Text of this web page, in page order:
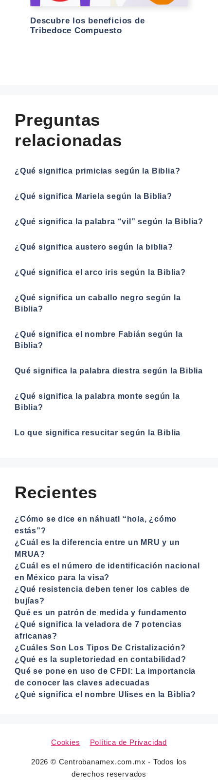
Descubre los beneficios de
Tribedoce Compuesto
Preguntas
relacionadas
¿Qué significa primicias según la Biblia?
¿Qué significa Mariela según la Biblia?
¿Qué significa la palabra “vil” según la Biblia?
¿Qué significa austero según la biblia?
¿Qué significa el arco iris según la Biblia?
¿Qué significa un caballo negro según la
Biblia?
¿Qué significa el nombre Fabián según la
Biblia?
Qué significa la palabra diestra según la Biblia
¿Qué significa la palabra monte según la
Biblia?
Lo que significa resucitar según la Biblia
Recientes
¿Cómo se dice en náhuatl “hola, ¿cómo
estás”?
¿Cuál es la diferencia entre un MRU y un
MRUA?
¿Cuál es el número de identificación nacional
en México para la visa?
¿Qué resistencia deben tener los cables de
bujías?
Qué es un patrón de medida y fundamento
¿Qué significa la veladora de 7 potencias
africanas?
¿Cuáles Son Los Tipos De Cristalización?
¿Qué es la supletoriedad en contabilidad?
Qué se pone en uso de CFDI: La importancia
de conocer las claves adecuadas
¿Qué significa el nombre Ulises en la Biblia?
Cookies Política de Privacidad
2026 © Centrobanamex.com.mx - Todos los
derechos reservados